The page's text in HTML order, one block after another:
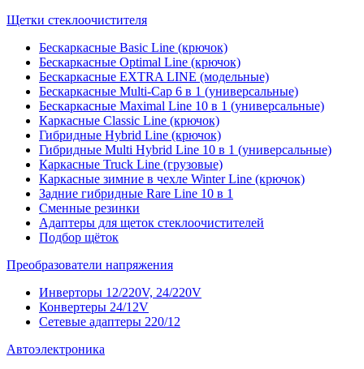
Щетки стеклоочистителя
Бескаркасные Basic Line (крючок)
Бескаркасные Optimal Line (крючок)
Бескаркасные EXTRA LINE (модельные)
Бескаркасные Multi-Cap 6 в 1 (универсальные)
Бескаркасные Maximal Line 10 в 1 (универсальные)
Каркасные Classic Line (крючок)
Гибридные Hybrid Line (крючок)
Гибридные Multi Hybrid Line 10 в 1 (универсальные)
Каркасные Truck Line (грузовые)
Каркасные зимние в чехле Winter Line (крючок)
Задние гибридные Rare Line 10 в 1
Сменные резинки
Адаптеры для щеток стеклоочистителей
Подбор щёток
Преобразователи напряжения
Инверторы 12/220V, 24/220V
Конвертеры 24/12V
Сетевые адаптеры 220/12
Автоэлектроника